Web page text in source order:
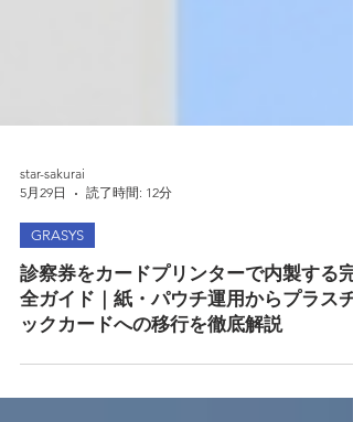
star-sakurai
5月29日
読了時間: 12分
GRASYS
診察券をカードプリンターで内製する完
全ガイド｜紙・パウチ運用からプラスチ